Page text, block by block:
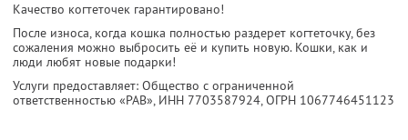
Качество когтеточек гарантировано!
После износа, когда кошка полностью раздерет когтеточку, без
сожаления можно выбросить её и купить новую. Кошки, как и
люди любят новые подарки!
Услуги предоставляет: Общество с ограниченной
ответственностью «РАВ», ИНН 7703587924, ОГРН 1067746451123